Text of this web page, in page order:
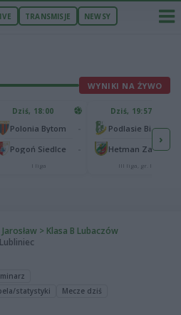
TRANSMISJE NEWSY
WYNIKI NA ŻYWO
Dziś, 18:00
Polonia Bytom
Pogoń Siedlce
I liga
Dziś, 19:57
Podlasie Biała Podlaska
Hetman Zamość
III liga, gr. IV
›
Jarosław > Klasa B Lubaczów
statystyki
Mecze dziś